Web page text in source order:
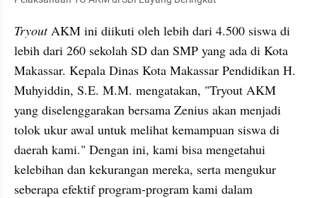
Tryout AKM ini diikuti oleh lebih dari 4.500 siswa di
lebih dari 260 sekolah SD dan SMP yang ada di Kota
Makassar. Kepala Dinas Kota Makassar Pendidikan H.
Muhyiddin, S.E. M.M. mengatakan, "Tryout AKM
yang diselenggarakan bersama Zenius akan menjadi
tolok ukur awal untuk melihat kemampuan siswa di
daerah kami." Dengan ini, kami bisa mengetahui
kelebihan dan kekurangan mereka, serta mengukur
seberapa efektif program-program kami dalam